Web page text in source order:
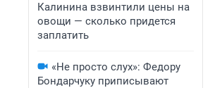
Калинина взвинтили цены на
овощи — сколько придется
заплатить
«Не просто слух»: Федору
Бондарчуку приписывают